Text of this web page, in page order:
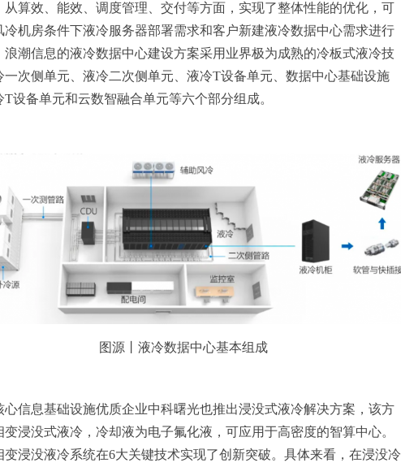
尼黑上海光博会预登记扩邀/组团盛启，邀您共襄光电盛宴！
驱动发展！龙旗携手博世举办技术研讨会
网神盾®护航“一带一路”，智赋全球企业畅享数字之旅
携手数据平台供应商EMQ，打造大规模数据安全接入方案
真能“装”！20个人轻松容纳！2024新石器无人车生态大会惊喜不断，整个快递行业沸腾了
尼黑上海光博会阵容豪华，新老展商共绘光电盛景
工智能加速产业升级，又一地区重点布局传感器
尼黑上海光博会与Light学术出版中心共攀新高峰，展望激光与量子新时代
不辍 | 20周年慕尼黑上海光博会预登记开启！
全球，携手向新：IFA 2025 将与中国企业再铸辉煌
造智慧健康的舒适家居环境，以旧换新优选TCL小蓝翼P7新风空调
越用户口碑保证，“以旧换新”优选TCL小蓝翼空调
从算效、能效、调度管理、交付等方面，实现了整体性能的优化，可
冷机房条件下液冷服务器部署需求和客户新建液冷数据中心需求进行
浪潮信息的液冷数据中心建设方案采用业界极为成熟的冷板式液冷技
一次侧单元、液冷二次侧单元、液冷T设备单元、数据中心基础设施
T设备单元和云数智融合单元等六个部分组成。
图源丨液冷数据中心基本组成
心信息基础设施优质企业中科曙光也推出浸没式液冷解决方案，该方
变浸没式液冷，冷却液为电子氟化液，可应用于高密度的智算中心。
变浸没液冷系统在6大关键技术实现了创新突破。具体来看，在浸没冷